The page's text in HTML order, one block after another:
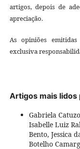
artigos, depois de
apreciação.
As opiniões
exclusiva
Artigos mais
Gabriela
Isabelle Luiz
Bento, Jessica
Botelho